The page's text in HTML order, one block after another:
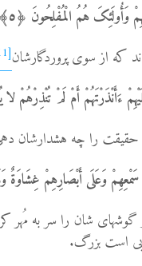
هُمُ الْمُفْلِحُونَ ﴿٥﴾
[11]
ءَأَنْذَرْتَهُمْ أَمْ لَمْ تُنْذِرْهُمْ لا
حقیقت را چه هشدارشان
سَمْعِهِمْ وَعَلَى أَبْصَارِهِمْ غِشَاوَةٌ
است بزرگ.